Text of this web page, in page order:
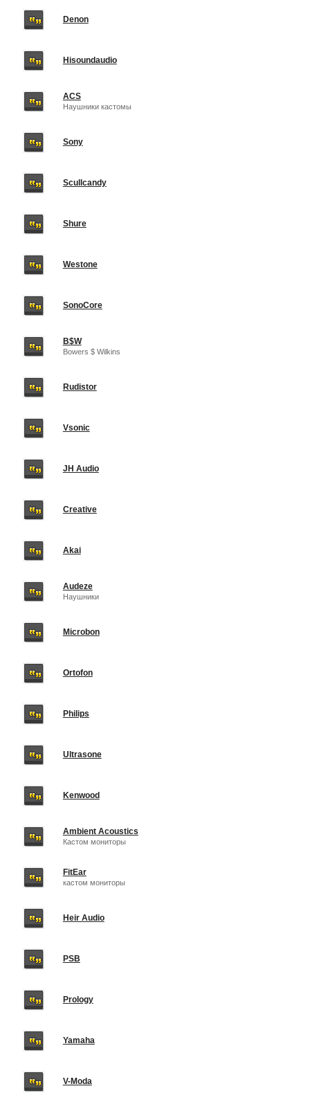
Denon
Hisoundaudio
ACS
Наушники кастомы
Sony
Scullcandy
Shure
Westone
SonoCore
B$W
Bowers $ Wilkins
Rudistor
Vsonic
JH Audio
Creative
Akai
Audeze
Наушники
Microbon
Ortofon
Philips
Ultrasone
Kenwood
Ambient Acoustics
Кастом мониторы
FitEar
кастом мониторы
Heir Audio
PSB
Prology
Yamaha
V-Moda